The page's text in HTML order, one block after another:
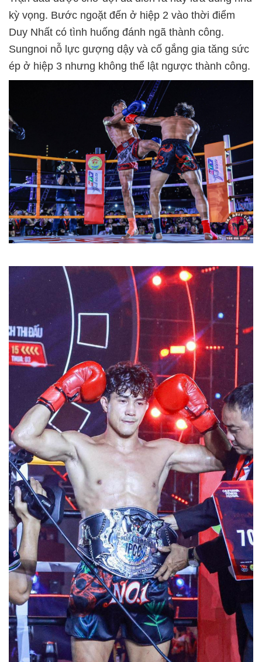
kỳ vọng. Bước ngoặt đến ở hiệp 2 vào thời điểm
Duy Nhất có tình huống đánh ngã thành công.
Sungnoi nỗ lực gượng dậy và cố gắng gia tăng sức
ép ở hiệp 3 nhưng không thể lật ngược thành công.